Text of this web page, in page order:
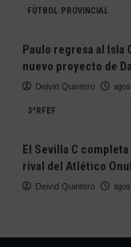
FÚTBOL PROVINCIAL
Paulo regresa al Isla
nuevo proyecto de
Deivid Quintero
3ªRFEF
El Sevilla C
rival del Atlético
Deivid Quintero